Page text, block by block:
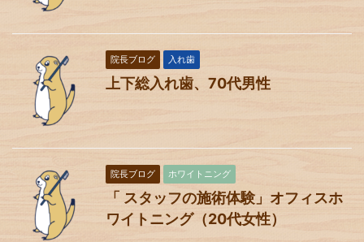
院長ブログ 入れ歯
上下総入れ歯、70代男性
院長ブログ ホワイトニング
「 スタッフの施術体験」オフィスホ
ワイトニング（20代女性）